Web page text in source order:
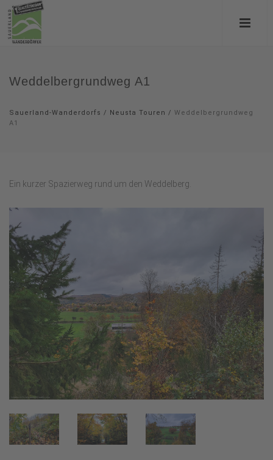
Weddelbergrundweg A1
Sauerland-Wanderdorfs / Neusta Touren / Weddelbergrundweg
A1
Ein kurzer Spazierweg rund um den Weddelberg.